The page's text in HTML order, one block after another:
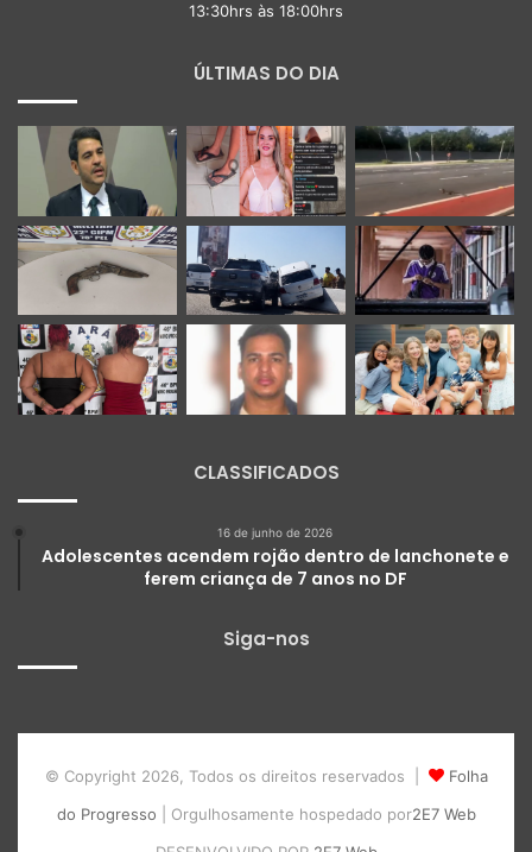
13:30hrs às 18:00hrs
ÚLTIMAS DO DIA
CLASSIFICADOS
16 de junho de 2026
Adolescentes acendem rojão dentro de lanchonete e
ferem criança de 7 anos no DF
Siga-nos
© Copyright 2026, Todos os direitos reservados |
Folha
do Progresso | Orgulhosamente hospedado por2E7 Web